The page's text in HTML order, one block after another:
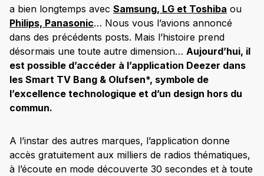
a bien longtemps avec Samsung, LG et Toshiba ou
Philips, Panasonic… Nous vous l’avions annoncé
dans des précédents posts. Mais l’histoire prend
désormais une toute autre dimension… Aujourd’hui, il
est possible d’accéder à l’application Deezer dans
les Smart TV Bang & Olufsen*, symbole de
l’excellence technologique et d’un design hors du
commun.
A l’instar des autres marques, l’application donne
accès gratuitement aux milliers de radios thématiques,
à l’écoute en mode découverte 30 secondes et à toute